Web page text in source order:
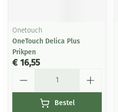
Onetouch
OneTouch Delica Plus
Prikpen
€ 16,55
Bestel